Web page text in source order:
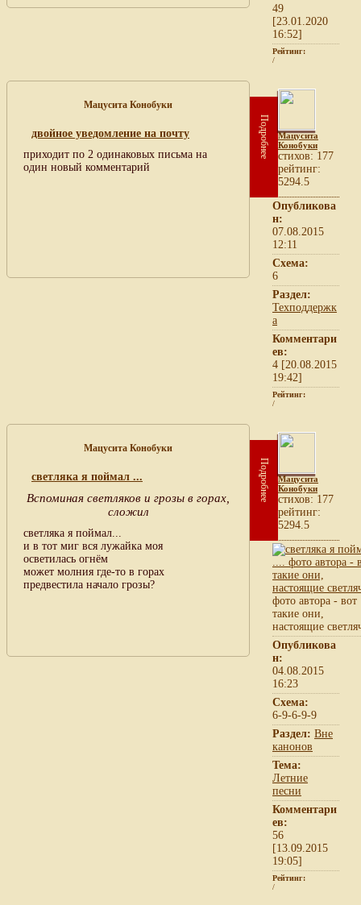
49
[23.01.2020
16:52]
Рейтинг:
/
Мацусита Конобуки
двойное уведомление на почту
приходит по 2 одинаковых письма на
один новый комментарий
Подробнее
Мацусита
Конобуки
cтихов: 177
рейтинг:
5294.5
Опубликова
н:
07.08.2015
12:11
Схема:
6
Раздел:
Техподдержк
а
Комментари
ев:
4 [20.08.2015
19:42]
Рейтинг:
/
Мацусита Конобуки
cветляка я поймал ...
Вспоминая светляков и грозы в горах,
сложил
cветляка я поймал...
и в тот миг вся лужайка моя
осветилась огнём
может молния где-то в горах
предвестила начало грозы?
Подробнее
Мацусита
Конобуки
cтихов: 177
рейтинг:
5294.5
фото автора - вот
такие они,
настоящие
Опубликова
н:
04.08.2015
16:23
Схема:
6-9-6-9-9
Раздел: Вне
канонов
Тема:
Летние
песни
Комментари
ев:
56
[13.09.2015
19:05]
Рейтинг:
/